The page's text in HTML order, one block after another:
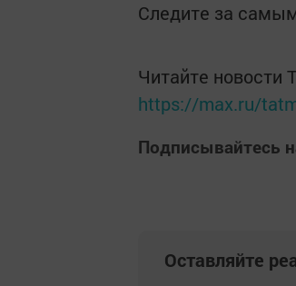
Следите за
Читайте новости
https://max.ru/
Подписывайтесь
Оставляйте